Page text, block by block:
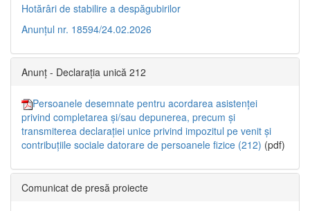
Hotărâri de stabilire a despăgubirilor
Anunțul nr. 18594/24.02.2026
Anunț - Declarația unică 212
Persoanele desemnate pentru acordarea asistenței
privind completarea și/sau depunerea, precum și
transmiterea declarației unice privind impozitul pe venit și
contribuțiile sociale datorare de persoanele fizice (212) (pdf)
Comunicat de presă proiecte